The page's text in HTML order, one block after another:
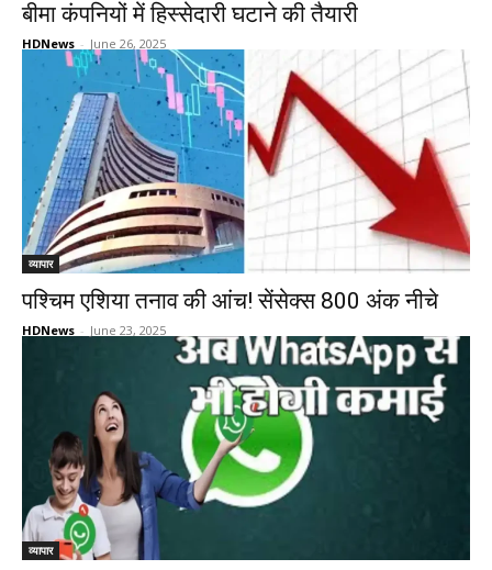
बीमा कंपनियों में हिस्सेदारी घटाने की तैयारी
HDNews - June 26, 2025
व्यापार
पश्चिम एशिया तनाव की आंच! सेंसेक्स 800 अंक नीचे
HDNews - June 23, 2025
व्यापार